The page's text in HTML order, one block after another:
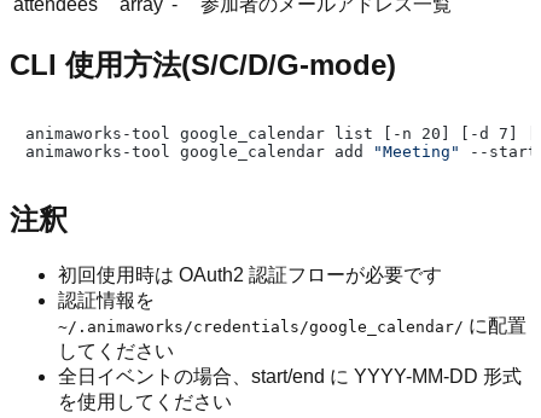
attendees
array - 参加者のメールアドレス一覧
CLI 使用方法(S/C/D/G-mode)
animaworks-tool google_calendar list [-n 20] [-d 7]
animaworks-tool google_calendar add
"Meeting"
注釈
初回使用時は OAuth2 認証フローが必要です
認証情報を
~/.animaworks/credentials/google_calendar/ に配置
してください
全日イベントの場合、start/end に YYYY-MM-DD 形式
を使用してください